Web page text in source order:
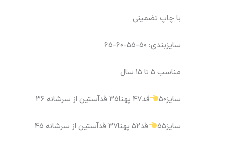
با چاپ تضمینی
سایزبندی: ۵۰-۵۵-۶۰-۶۵
مناسب ۵ تا ۱۵ سال
سایز۵۰ قد۴۷ پهنا۳۵ قدآستین از سرشانه ۳۶
سایز۵۵ قد۵۲ پهنا۳۷ قدآستین از سرشانه ۴۵